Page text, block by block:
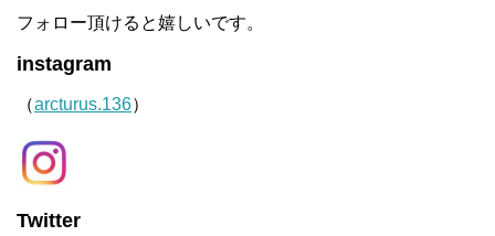
フォロー頂けると嬉しいです。
instagram
（arcturus.136）
Twitter